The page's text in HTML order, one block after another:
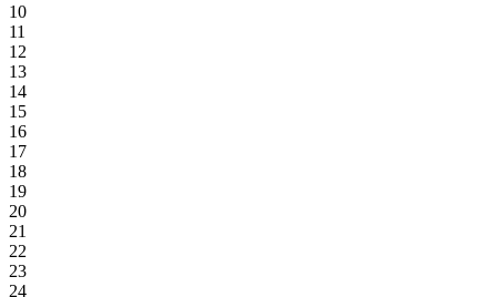
10
11
12
13
14
15
16
17
18
19
20
21
22
23
24